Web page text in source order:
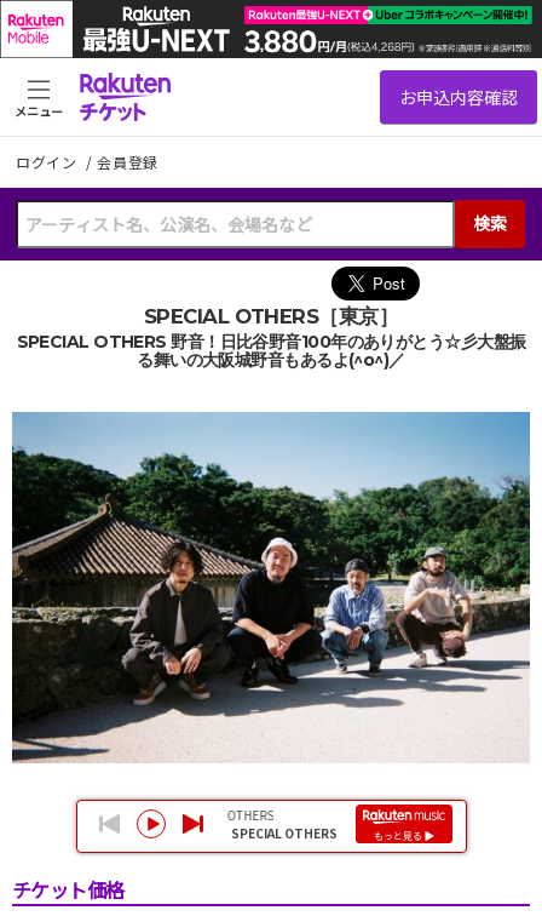
ログイン /会員登録
検索
メニュー
SPECIAL OTHERS［東京］
SPECIAL OTHERS 野音！日比谷野音100年のありがとう☆彡大盤振
る舞いの大阪城野音もあるよ(^o^)／
チケット価格